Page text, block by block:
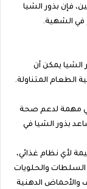
فإن بذور الشيا
في الشهية.
الشيا يمكن أن
الطعام المتناولة.
وهي مهمة لدعم صحة
بذور الشيا في
لأي نظام غذائي،
والحلويات
والأحماض الدهنية